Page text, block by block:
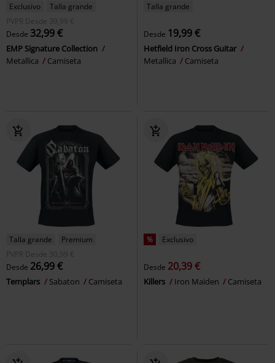
Exclusivo
Talla grande
PVPR
Desde 39,99 €
Desde 32,99 €
EMP Signature Collection
Metallica
Camiseta
Talla grande
Desde 19,99 €
Hetfield Iron Cross Guitar
Metallica
Camiseta
Talla grande
Premium
PVPR
Desde 30,99 €
Desde 26,99 €
Templars Sabaton Camiseta
% Exclusivo
Desde 20,39 €
Killers Iron Maiden Camiseta